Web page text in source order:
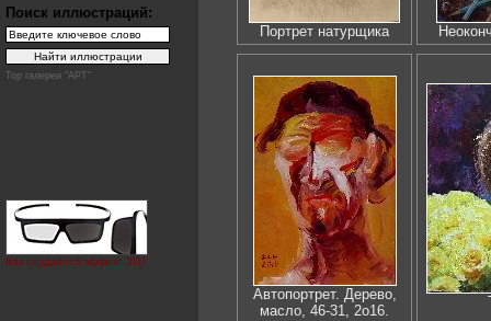
Поиск иллюстраций:
Top галереи "АРТ"
Как создаётся эффект 3D?
Портрет натурщика
Автопортрет. Дерево,
масло, 46-31, 2о16.